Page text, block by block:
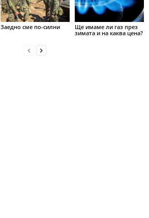
Заедно сме по-силни
Ще имаме ли газ през
зимата и на каква цена?